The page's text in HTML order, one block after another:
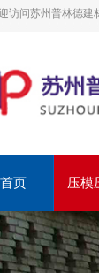
访问苏州普林德建
页 压模